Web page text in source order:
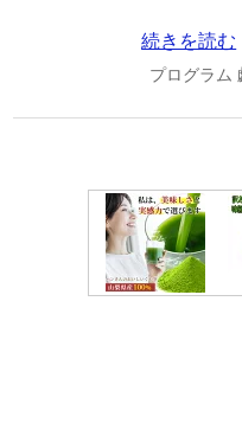
続きを読む
プログラム